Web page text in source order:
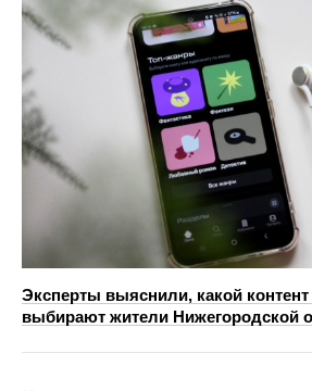
Эксперты выяснили, какой
выбирают жители Нижегородской